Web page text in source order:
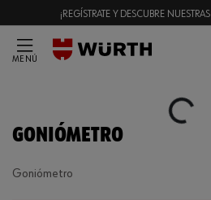
¡REGÍSTRATE Y DESCUBRE
MENÚ
Loading...
GONIÓMETRO
Goniómetro